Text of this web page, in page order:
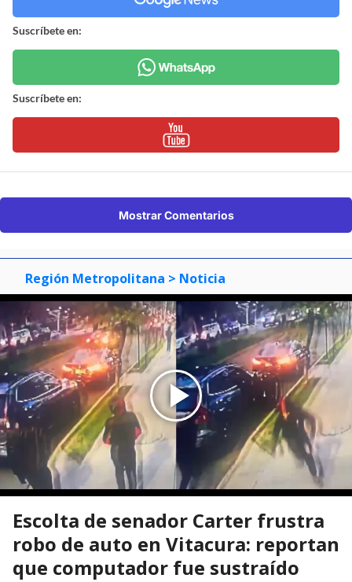
Suscríbete en:
Suscríbete en:
Mostrar Comentarios
Región Metropolitana > Noticia
Escolta de senador Carter frustra
robo de auto en Vitacura: reportan
que computador fue sustraído